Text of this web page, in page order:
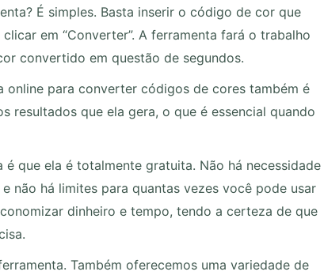
É simples. Basta inserir o código de cor que
em “Converter”. A ferramenta fará o trabalho
convertido em questão de segundos.
online para converter códigos de cores também é
resultados que ela gera, o que é essencial quando
que ela é totalmente gratuita. Não há necessidade
não há limites para quantas vezes você pode usar
dinheiro e tempo, tendo a certeza de que
Também oferecemos uma variedade de